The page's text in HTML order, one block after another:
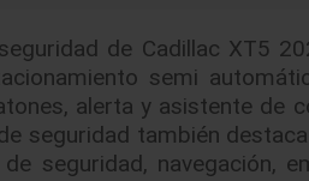
de Cadillac XT5
semi
alerta y asistente de
seguridad también
seguridad, navegación,